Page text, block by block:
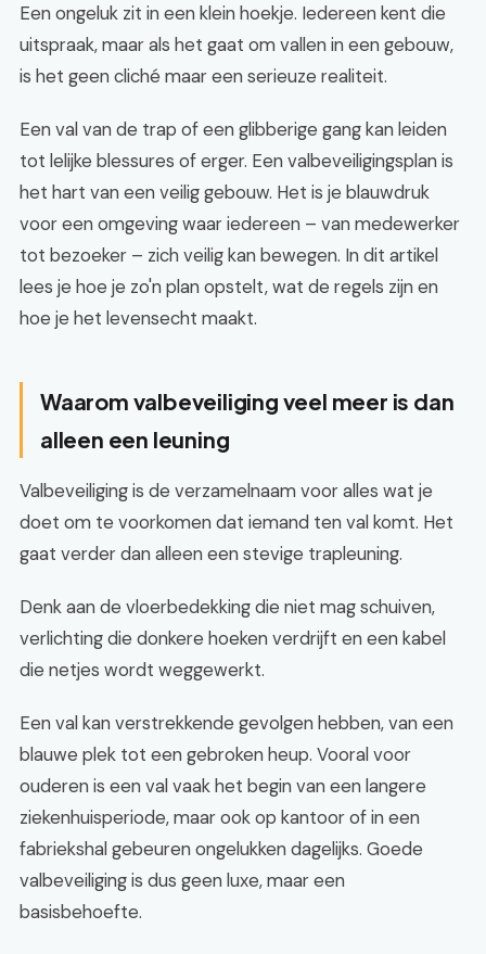
Een ongeluk zit in een klein hoekje. Iedereen kent die
uitspraak, maar als het gaat om vallen in een gebouw,
is het geen cliché maar een serieuze realiteit.
Een val van de trap of een glibberige gang kan leiden
tot lelijke blessures of erger. Een valbeveiligingsplan is
het hart van een veilig gebouw. Het is je blauwdruk
voor een omgeving waar iedereen – van medewerker
tot bezoeker – zich veilig kan bewegen. In dit artikel
lees je hoe je zo'n plan opstelt, wat de regels zijn en
hoe je het levensecht maakt.
Waarom valbeveiliging veel meer is dan
alleen een leuning
Valbeveiliging is de verzamelnaam voor alles wat je
doet om te voorkomen dat iemand ten val komt. Het
gaat verder dan alleen een stevige trapleuning.
Denk aan de vloerbedekking die niet mag schuiven,
verlichting die donkere hoeken verdrijft en een kabel
die netjes wordt weggewerkt.
Een val kan verstrekkende gevolgen hebben, van een
blauwe plek tot een gebroken heup. Vooral voor
ouderen is een val vaak het begin van een langere
ziekenhuisperiode, maar ook op kantoor of in een
fabriekshal gebeuren ongelukken dagelijks. Goede
valbeveiliging is dus geen luxe, maar een
basisbehoefte.